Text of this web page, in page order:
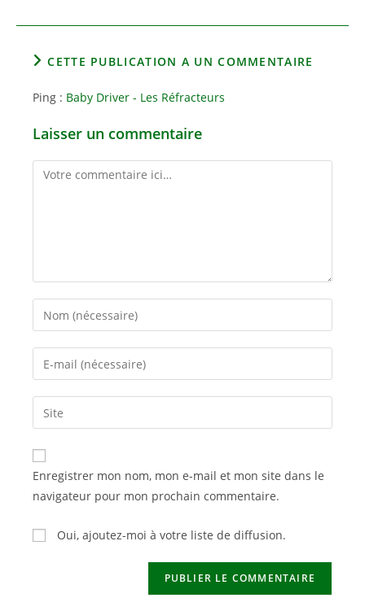
CETTE PUBLICATION A UN COMMENTAIRE
Ping : Baby Driver - Les Réfracteurs
Laisser un commentaire
Comment
Enter
your
name
comment
Enter
your
email
address
comment
Saisir
l’URL
de
votre
(facultatif)
Enregistrer mon nom, mon e-mail et mon site dans le
navigateur pour mon prochain commentaire.
Oui, ajoutez-moi à votre liste de diffusion.